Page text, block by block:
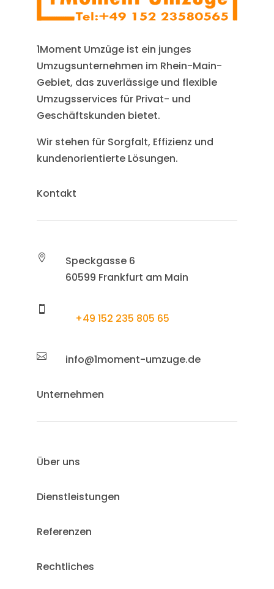
1Moment Umzüge ist ein junges
Umzugsunternehmen im Rhein-Main-
Gebiet, das zuverlässige und flexible
Umzugsservices für Privat- und
Geschäftskunden bietet.
Wir stehen für Sorgfalt, Effizienz und
kundenorientierte Lösungen.
Kontakt

Speckgasse 6
60599 Frankfurt am Main

+49 152 235 805 65
 info@1moment-umzuge.de
Unternehmen
Über uns
Dienstleistungen
Referenzen
Rechtliches